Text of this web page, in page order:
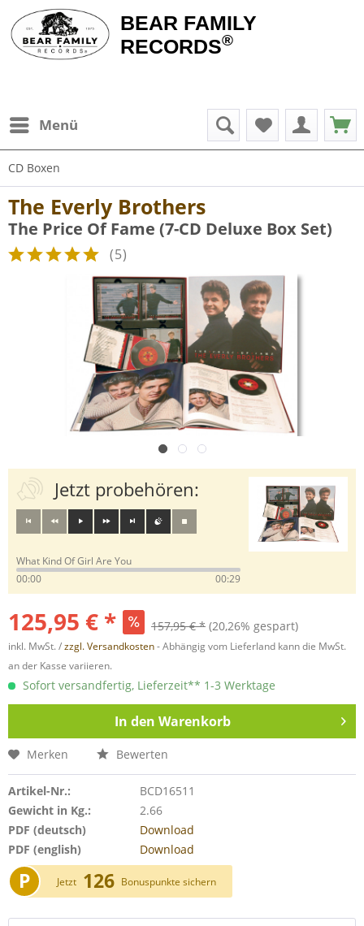
BEAR FAMILY
RECORDS®
Menü
CD Boxen
The Everly Brothers
The Price Of Fame (7-CD Deluxe Box Set)
(5)
Jetzt probehören:
What Kind Of Girl Are You
00:00
00:29
125,95 € * 157,95 € * (20,26% gespart)
inkl. MwSt. /zzgl. Versandkosten- Abhängig vom Lieferland kann die MwSt.
an der Kasse variieren.
Sofort versandfertig, Lieferzeit** 1-3 Werktage
In den Warenkorb
Merken Bewerten
Artikel-Nr.:
BCD16511
Gewicht in Kg.:
2.66
PDF (deutsch)
Download
PDF (english)
Download
P Jetzt 126 Bonuspunkte sichern